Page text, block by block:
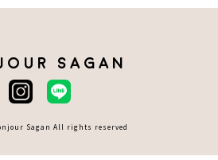
SAGAN
Sagan All rights reserved